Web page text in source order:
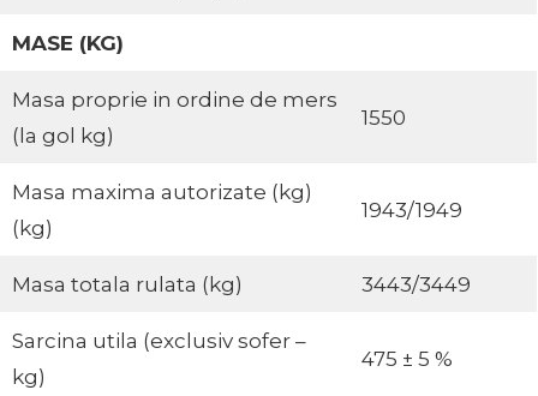
MASE (KG)
Masa proprie in ordine de mers
(la gol kg)
1550
Masa maxima autorizate (kg)
(kg)
1943/1949
Masa totala rulata (kg) 3443/3449
Sarcina utila (exclusiv sofer –
kg)
475 ± 5 %